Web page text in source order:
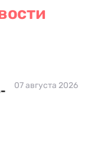
07 августа 2026